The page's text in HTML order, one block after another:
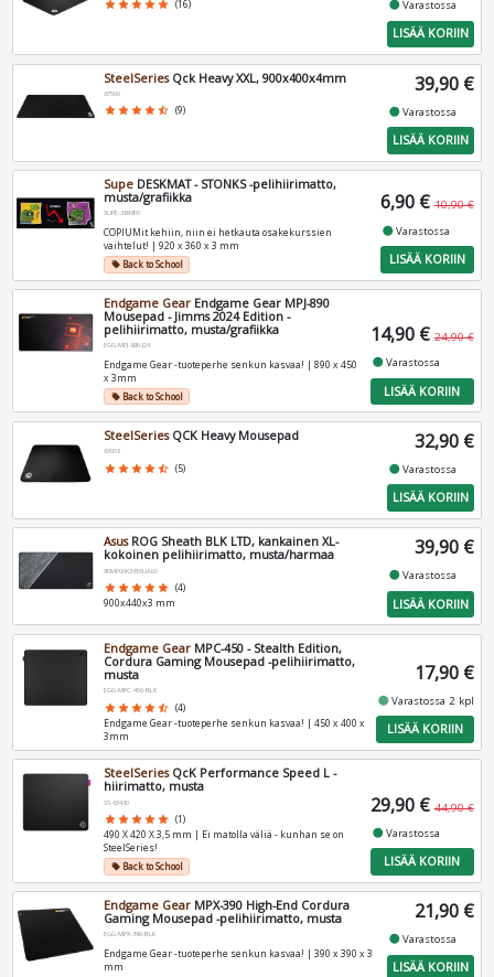
star star star star star (16) fiber_manual_recordVarastossa
LISÄÄ KORIIN
SteelSeriesQck Heavy XXL, 900x400x4mm
67500
star star star star star_half (9)
39,90 €
fiber_manual_recordVarastossa
LISÄÄ KORIIN
Supe DESKMAT - STONKS -pelihiirimatto,
musta/grafiikka
SUPE-369850
COPIUMit kehiin, niin ei hetkauta osakekurssien
vaihtelut! | 920 x 360 x 3 mm
local_offerBack to School
6,90 € 10,90 €
fiber_manual_recordVarastossa
LISÄÄ KORIIN
Endgame Gear Endgame Gear MPJ-890
Mousepad - Jimms 2024 Edition -
pelihiirimatto, musta/grafiikka
EGG-MPJ-890-J24
Endgame Gear -tuoteperhe senkun kasvaa! | 890 x 450
x 3mm
local_offerBack to School
14,90 € 24,90 €
fiber_manual_recordVarastossa
LISÄÄ KORIIN
SteelSeriesQCK Heavy Mousepad
63008
star star star star star_half (5)
32,90 €
fiber_manual_recordVarastossa
LISÄÄ KORIIN
AsusROG Sheath BLK LTD, kankainen XL-
kokoinen pelihiirimatto, musta/harmaa
90MP00K3-B0UA00
star star star star star (4)
900x440x3 mm
39,90 €
fiber_manual_recordVarastossa
LISÄÄ KORIIN
Endgame Gear MPC-450 - Stealth Edition,
Cordura Gaming Mousepad -pelihiirimatto,
musta
EGG-MPC-450-BLK
star star star star star_half (4)
Endgame Gear -tuoteperhe senkun kasvaa! | 450 x 400 x
3mm
17,90 €
fiber_manual_recordVarastossa 2 kpl
LISÄÄ KORIIN
SteelSeriesQcK Performance Speed L -
hiirimatto, musta
SS-63430
star star star star star (1)
490 X 420 X 3,5 mm | Ei matolla väliä - kunhan se on
SteelSeries!
local_offerBack to School
29,90 € 44,90 €
fiber_manual_recordVarastossa
LISÄÄ KORIIN
Endgame Gear MPX-390 High-End Cordura
Gaming Mousepad -pelihiirimatto, musta
EGG-MPX-390-BLK
Endgame Gear -tuoteperhe senkun kasvaa! | 390 x 390 x 3
mm
21,90 €
fiber_manual_recordVarastossa
LISÄÄ KORIIN